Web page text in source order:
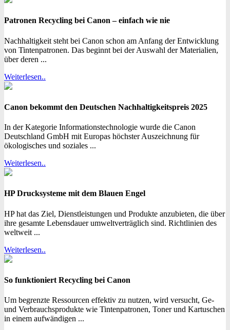
Patronen Recycling bei Canon – einfach wie nie
Nachhaltigkeit steht bei Canon schon am Anfang der Entwicklung
von Tintenpatronen. Das beginnt bei der Auswahl der Materialien,
über deren ...
Weiterlesen..
Canon bekommt den Deutschen Nachhaltigkeitspreis 2025
In der Kategorie Informationstechnologie wurde die Canon
Deutschland GmbH mit Europas höchster Auszeichnung für
ökologisches und soziales ...
Weiterlesen..
HP Drucksysteme mit dem Blauen Engel
HP hat das Ziel, Dienstleistungen und Produkte anzubieten, die über
ihre gesamte Lebensdauer umweltverträglich sind. Richtlinien des
weltweit ...
Weiterlesen..
So funktioniert Recycling bei Canon
Um begrenzte Ressourcen effektiv zu nutzen, wird versucht, Ge-
und Verbrauchsprodukte wie Tintenpatronen, Toner und Kartuschen
in einem aufwändigen ...